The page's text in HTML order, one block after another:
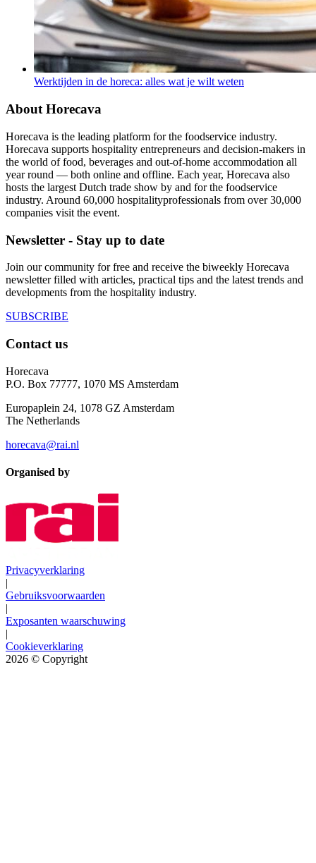
Werktijden in de horeca: alles wat je wilt weten
About Horecava
Horecava is the leading platform for the foodservice industry.
Horecava supports hospitality entrepreneurs and decision-makers in
the world of food, beverages and out-of-home accommodation all
year round — both online and offline. Each year, Horecava also
hosts the largest Dutch trade show by and for the foodservice
industry. Around 60,000 hospitalityprofessionals from over 30,000
companies visit the event.
Newsletter - Stay up to date
Join our community for free and receive the biweekly Horecava
newsletter filled with articles, practical tips and the latest trends and
developments from the hospitality industry.
SUBSCRIBE
Contact us
Horecava
P.O. Box 77777, 1070 MS Amsterdam
Europaplein 24, 1078 GZ Amsterdam
The Netherlands
horecava@rai.nl
Organised by
Privacyverklaring
|
Gebruiksvoorwaarden
|
Exposanten waarschuwing
|
Cookieverklaring
2026 © Copyright